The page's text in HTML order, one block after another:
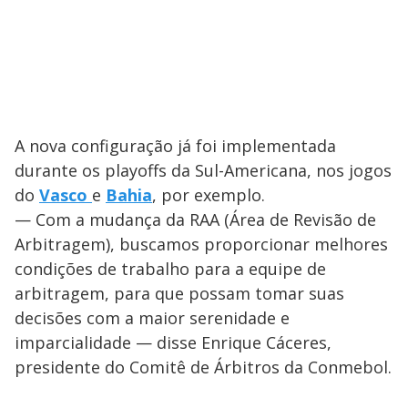
A nova configuração já foi implementada
durante os playoffs da Sul-Americana, nos jogos
do Vasco e Bahia, por exemplo.
— Com a mudança da RAA (Área de Revisão de
Arbitragem), buscamos proporcionar melhores
condições de trabalho para a equipe de
arbitragem, para que possam tomar suas
decisões com a maior serenidade e
imparcialidade — disse Enrique Cáceres,
presidente do Comitê de Árbitros da Conmebol.